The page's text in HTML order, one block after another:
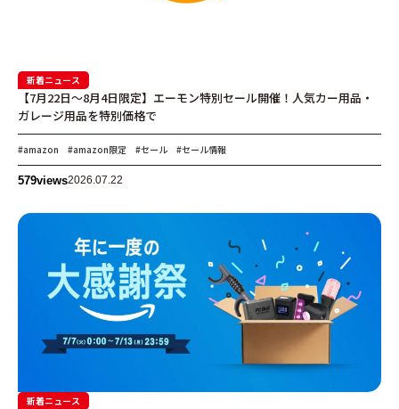
新着ニュース
【7月22日〜8月4日限定】エーモン特別セール開催！人気カー用品・
ガレージ用品を特別価格で
#amazon #amazon限定 #セール #セール情報
579views2026.07.22
新着ニュース